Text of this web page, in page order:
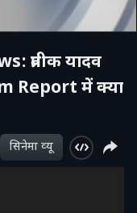
प्रतीक यादव
Report में क्या
सिनेमा व्‍यू